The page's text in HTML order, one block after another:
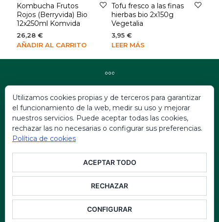
Kombucha Frutos
Rojos (Berryvida) Bio
12x250ml Komvida
26,28 €
AÑADIR AL CARRITO
Tofu fresco a las finas
hierbas bio 2x150g
Vegetalia
3,95 €
LEER MÁS
Politica de Privacidad
Politica Ley Aviso Legal
Política Ley de Condiciones
Política Ley de Garantias
Política Ley de Cookies
© 2026 AWI ALIMENTARIA · Materias Primas y
Soluciones Clean Label para Alimentación
Utilizamos cookies propias y de terceros para garantizar
el funcionamiento de la web, medir su uso y mejorar
nuestros servicios. Puede aceptar todas las cookies,
rechazar las no necesarias o configurar sus preferencias.
Política de cookies
ACEPTAR TODO
RECHAZAR
CONFIGURAR